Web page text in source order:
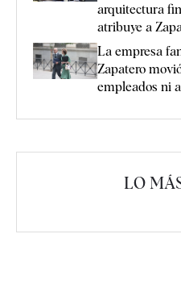
arquitectura
atribuye a
La empresa
Zapatero
empleados ni
LO